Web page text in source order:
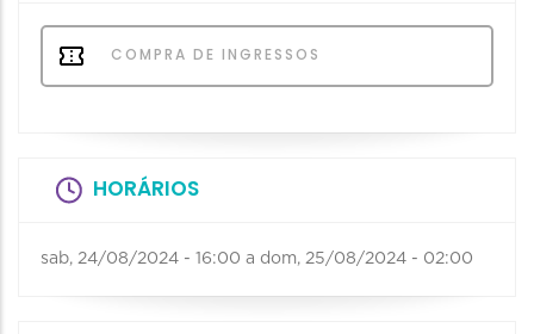
COMPRA DE INGRESSOS
HORÁRIOS
sab, 24/08/2024 - 16:00 a dom, 25/08/2024 - 02:00